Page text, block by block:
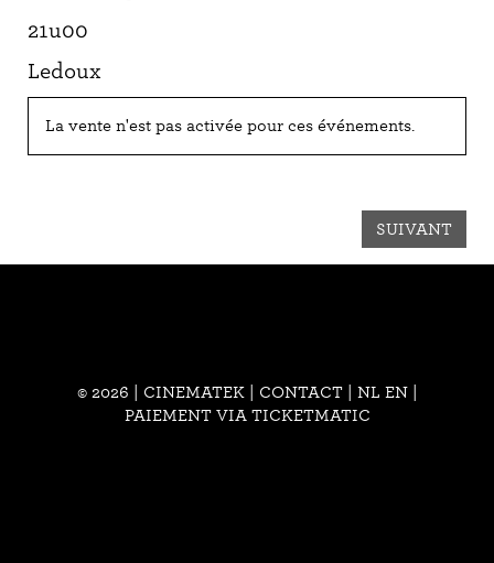
21u00
Ledoux
La vente n'est pas activée pour ces événements.
SUIVANT
© 2026 | CINEMATEK | CONTACT| NL EN
PAIEMENT VIA TICKETMATIC